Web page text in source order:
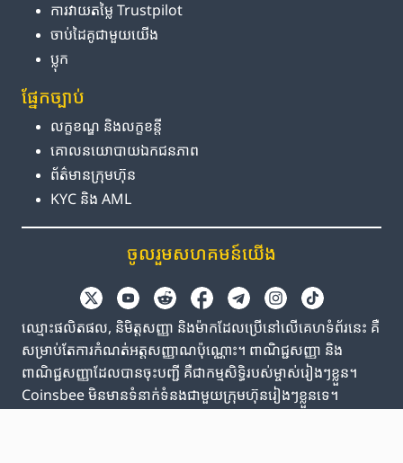
ការ​វាយតម្លៃ Trustpilot
ចាប់ដៃគូ​ជាមួយ​យើង
ប្លុក
ផ្នែក​ច្បាប់
លក្ខខណ្ឌ និង​លក្ខខន្តី
គោលនយោបាយ​ឯកជនភាព
ព័ត៌មាន​ក្រុមហ៊ុន
KYC និង AML
ចូលរួម​សហគមន៍​យើង
ឈ្មោះផលិតផល, និមិត្តសញ្ញា និងម៉ាកដែលប្រើនៅលើគេហទំព័រនេះ គឺ
សម្រាប់តែការកំណត់អត្តសញ្ញាណប៉ុណ្ណោះ។ ពាណិជ្ជសញ្ញា និង
ពាណិជ្ជសញ្ញាដែលបានចុះបញ្ជី គឺជាកម្មសិទ្ធិរបស់ម្ចាស់រៀងៗខ្លួន។
Coinsbee មិនមានទំនាក់ទំនងជាមួយក្រុមហ៊ុនរៀងៗខ្លួនទេ។